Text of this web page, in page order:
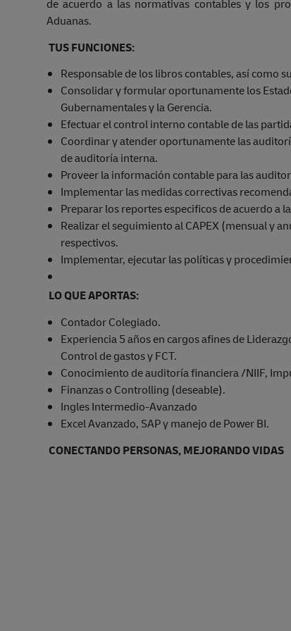
de acuerdo a las normativas contables y los
Aduanas.
TUS FUNCIONES:
Responsable de los libros contables, así como
Consolidar y formular oportunamente los
Gubernamentales y la Gerencia.
Efectuar el control interno contable de las
Coordinar y atender oportunamente las
de auditoría interna.
Proveer la información contable para las
Implementar las medidas correctivas
Preparar los reportes especificos de acuerdo a
Realizar el seguimiento al CAPEX (mensual y
respectivos.
Implementar, ejecutar las políticas y
LO QUE APORTAS:
Contador Colegiado.
Experiencia 5 años en cargos afines de
Control de gastos y FCT.
Conocimiento de auditoría financiera /NIIF,
Finanzas o Controlling (deseable).
Ingles Intermedio-Avanzado
Excel Avanzado, SAP y manejo de Power BI.
CONECTANDO PERSONAS, MEJORANDO VIDAS